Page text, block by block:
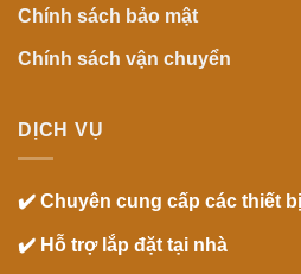
Chính sách bảo mật
Chính sách vận chuyển
DỊCH VỤ
✔️ Chuyên cung cấp các thiết
✔️ Hỗ trợ lắp đặt tại nhà